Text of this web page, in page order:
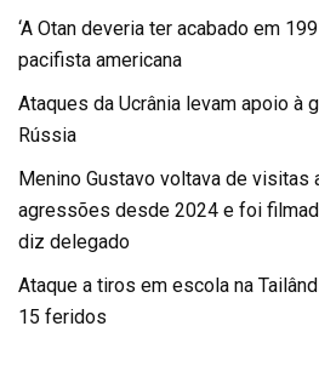
‘A Otan deveria ter acabado em
pacifista americana
Ataques da Ucrânia levam apoio à
Rússia
Menino Gustavo voltava de visitas
agressões desde 2024 e foi
diz delegado
Ataque a tiros em escola na
15 feridos